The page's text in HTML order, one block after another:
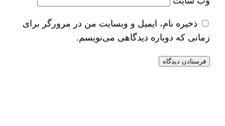
ذخیره نام، ایمیل و وبسایت من در مرورگر برای
زمانی که دوباره دیدگاهی می‌نویسم.